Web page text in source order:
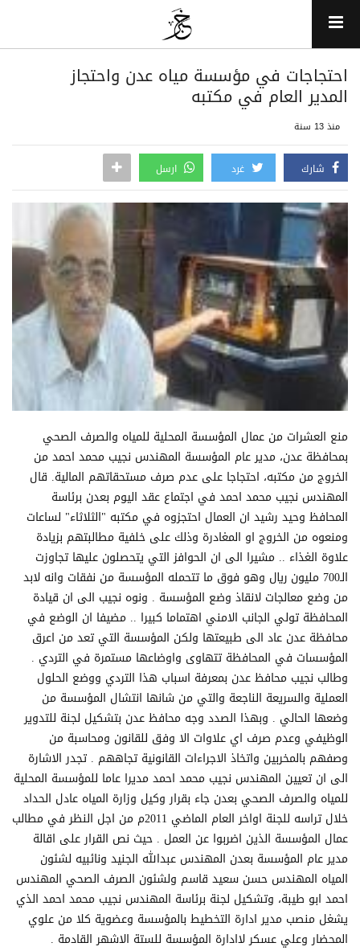
احتجاجات في مؤسسة مياه عدن واحتجاز
المدير العام في مكتبه
منذ 13 سنة
شارك غرد ارسل
منع العشرات من عمال المؤسسة المحلية للمياه والصرف الصحي
بمحافظة عدن، مدير عام المؤسسة المهندس نجيب محمد احمد من
الخروج من مكتبه، احتجاجا على عدم صرف مستحقاتهم المالية. قال
المهندس نجيب محمد احمد في اجتماع عقد اليوم بعدن برئاسة
المحافظ وحيد رشيد ان العمال احتجزوه في مكتبه "الثلاثاء" لساعات
ومنعوه من الخروج او المغادرة وذلك على خلفية مطالبتهم بزيادة
علاوة الغذاء .. مشيرا الى ان الحوافز التي يتحصلون عليها تجاوزت
الـ700 مليون ريال وهو فوق ما تتحمله المؤسسة من نفقات وانه لابد
من وضع معالجات لانقاذ وضع المؤسسة . ونوه نجيب الى ان قيادة
المحافظة تولي الجانب الامني اهتماما كبيرا .. مضيفا ان الوضع في
محافظة عدن عاد الى طبيعتها ولكن المؤسسة التي تعد من اعرق
المؤسسات في المحافظة تتهاوى واوضاعها مستمرة في التردي .
وطالب نجيب محافظ عدن بمعرفة اسباب هذا التردي ووضع الحلول
العملية والسريعة الناجعة والتي من شانها انتشال المؤسسة من
وضعها الحالي . وبهذا الصدد وجه محافظ عدن بتشكيل لجنة للتدوير
الوظيفي وعدم صرف اي علاوات الا وفق للقانون ومحاسبة من
وصفهم بالمخربين واتخاذ الاجراءات القانونية تجاههم . تجدر الاشارة
الى ان تعيين المهندس نجيب محمد احمد مديرا عاما للمؤسسة المحلية
للمياه والصرف الصحي بعدن جاء بقرار وكيل وزارة المياه عادل الحداد
خلال تراسه للجنة اواخر العام الماضي 2011م من اجل النظر في مطالب
عمال المؤسسة الذين اضربوا عن العمل . حيث نص القرار على اقالة
مدير عام المؤسسة بعدن المهندس عبدالله الجنيد ونائبيه لشئون
المياه المهندس حسن سعيد قاسم ولشئون الصرف الصحي المهندس
احمد ابو طيبة، وتشكيل لجنة برئاسة المهندس نجيب محمد احمد الذي
يشغل منصب مدير ادارة التخطيط بالمؤسسة وعضوية كلا من علوي
المحضار وعلي عسكر لاادارة المؤسسة للستة الاشهر القادمة .